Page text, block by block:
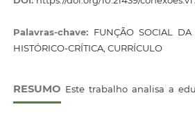
Palavras-chave: FUNÇÃO SOCIAL DA
HISTÓRICO-CRÍTICA, CURRÍCULO
RESUMO Este trabalho analisa a